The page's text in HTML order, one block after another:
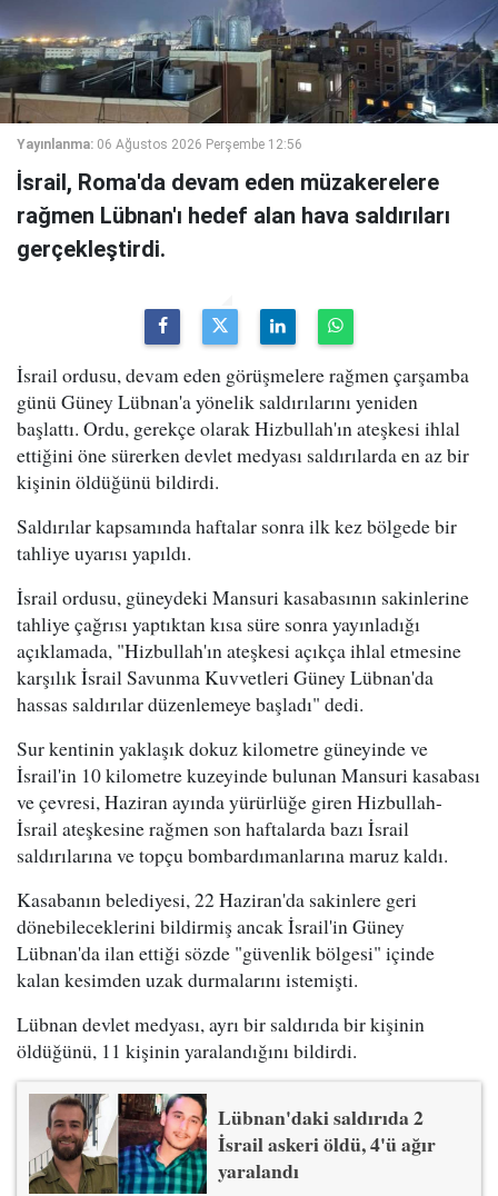
Yayınlanma: 06 Ağustos 2026 Perşembe 12:56
İsrail, Roma'da devam eden müzakerelere
rağmen Lübnan'ı hedef alan hava saldırıları
gerçekleştirdi.
İsrail ordusu, devam eden görüşmelere rağmen çarşamba
günü Güney Lübnan'a yönelik saldırılarını yeniden
başlattı. Ordu, gerekçe olarak Hizbullah'ın ateşkesi ihlal
ettiğini öne sürerken devlet medyası saldırılarda en az bir
kişinin öldüğünü bildirdi.
Saldırılar kapsamında haftalar sonra ilk kez bölgede bir
tahliye uyarısı yapıldı.
İsrail ordusu, güneydeki Mansuri kasabasının sakinlerine
tahliye çağrısı yaptıktan kısa süre sonra yayınladığı
açıklamada, "Hizbullah'ın ateşkesi açıkça ihlal etmesine
karşılık İsrail Savunma Kuvvetleri Güney Lübnan'da
hassas saldırılar düzenlemeye başladı" dedi.
Sur kentinin yaklaşık dokuz kilometre güneyinde ve
İsrail'in 10 kilometre kuzeyinde bulunan Mansuri kasabası
ve çevresi, Haziran ayında yürürlüğe giren Hizbullah-
İsrail ateşkesine rağmen son haftalarda bazı İsrail
saldırılarına ve topçu bombardımanlarına maruz kaldı.
Kasabanın belediyesi, 22 Haziran'da sakinlere geri
dönebileceklerini bildirmiş ancak İsrail'in Güney
Lübnan'da ilan ettiği sözde "güvenlik bölgesi" içinde
kalan kesimden uzak durmalarını istemişti.
Lübnan devlet medyası, ayrı bir saldırıda bir kişinin
öldüğünü, 11 kişinin yaralandığını bildirdi.
Lübnan'daki saldırıda 2
İsrail askeri öldü, 4'ü ağır
yaralandı